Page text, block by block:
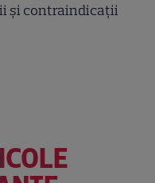
și contraindicații